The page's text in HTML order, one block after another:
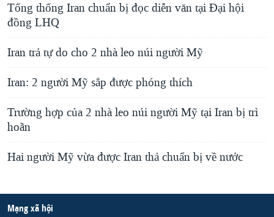
Tổng thống Iran chuẩn bị đọc diễn văn tại Đại hội
đồng LHQ
Iran trả tự do cho 2 nhà leo núi người Mỹ
Iran: 2 người Mỹ sắp được phóng thích
Trường hợp của 2 nhà leo núi người Mỹ tại Iran bị trì
hoãn
Hai người Mỹ vừa được Iran thả chuẩn bị về nước
Mạng xã hội